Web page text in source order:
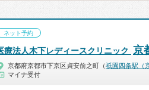
ネット予約
療法人木下レディースクリニック 京
京都府京都市下京区貞安前之町（祇園四条駅（
マイナ受付